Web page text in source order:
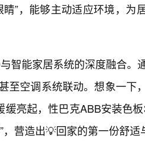
”，能够主动适应环境，为
智能家居系统的深度融合。
至空调系统联动。想象一下
缓亮起，性巴克ABB安装色
营造出💡回家的第一份舒适